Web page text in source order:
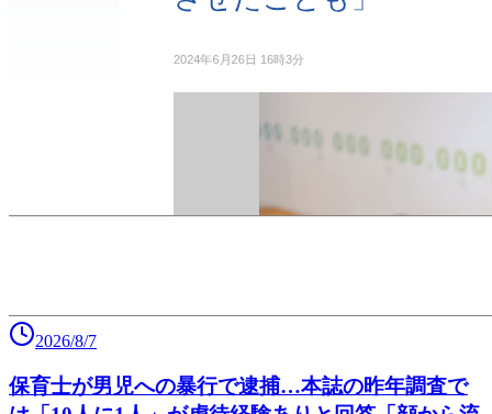
2026/8/7
保育士が男児への暴行で逮捕…本誌の昨年調査で